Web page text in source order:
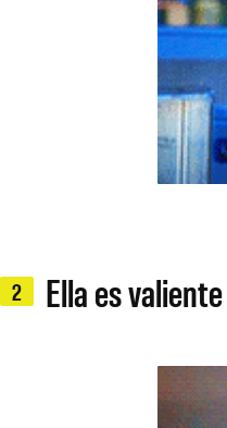
2 Ella es